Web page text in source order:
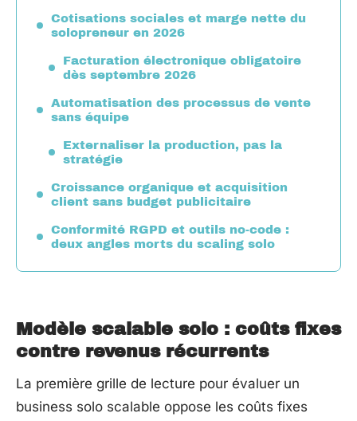
Cotisations sociales et marge nette du
solopreneur en 2026
Facturation électronique obligatoire
dès septembre 2026
Automatisation des processus de vente
sans équipe
Externaliser la production, pas la
stratégie
Croissance organique et acquisition
client sans budget publicitaire
Conformité RGPD et outils no-code :
deux angles morts du scaling solo
Modèle scalable solo : coûts fixes
contre revenus récurrents
La première grille de lecture pour évaluer un
business solo scalable oppose les coûts fixes